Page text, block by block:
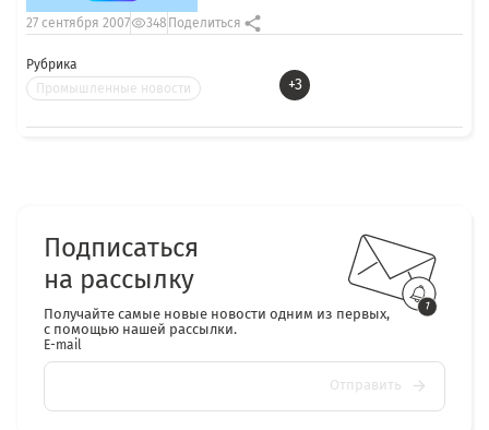
Рубрика
Промышленные новости
+3
27 сентября 2007 348 Поделиться
Подписаться
на рассылку
Получайте самые новые новости одним из первых,
с помощью нашей рассылки.
E-mail
Отправить